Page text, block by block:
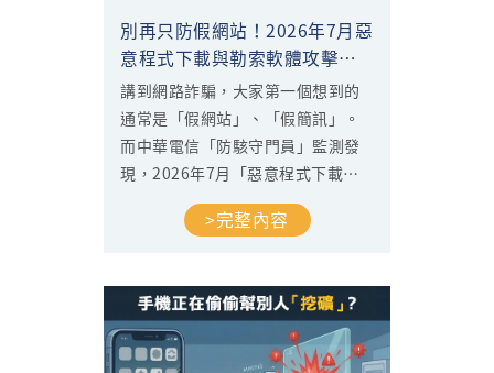
別再只防假網站！2026年7月惡
意程式下載與勒索軟體攻擊激
增176%
講到網路詐騙，大家第一個想到的
通常是「假網站」、「假簡訊」。
而中華電信「防駭守門員」監測發
現，2026年7月「惡意程式下載點
與勒索軟體」攔阻量出現大幅成
長，固網端漲幅高達176%，行動端
連結、填資料，越來越多攻擊改用
「騙你主動下載安裝」的方式下
手。這篇文章將帶您了解這波攻擊
的規模，以及下載軟體、App時該
>完整內容